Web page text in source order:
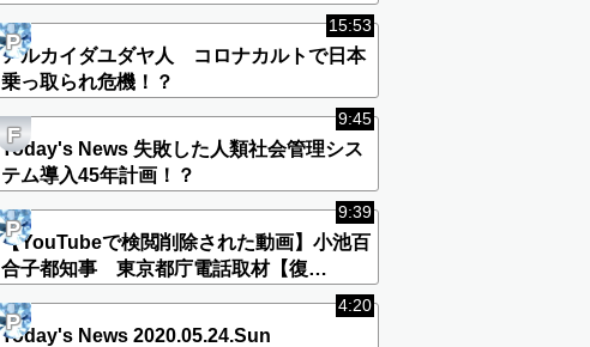
P
15:53
アルカイダユダヤ人 コロナカルトで日本
乗っ取られ危機！？
F
9:45
Today's News 失敗した人類社会管理シス
テム導入45年計画！？
P
9:39
【YouTubeで検閲削除された動画】小池百
合子都知事 東京都庁電話取材【復
P
4:20
Today's News 2020.05.24.Sun